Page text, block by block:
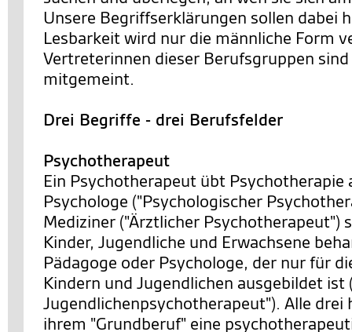
Unsere Begriffserklärungen sollen dabei
Lesbarkeit wird nur die männliche Form
Vertreterinnen dieser Berufsgruppen
mitgemeint.
Drei Begriffe - drei Berufsfelder
Psychotherapeut
Ein Psychotherapeut übt Psychotherapie
Psychologe ("Psychologischer
Mediziner ("Ärztlicher Psychotherapeut")
Kinder, Jugendliche und Erwachsene
Pädagoge oder Psychologe, der nur für
Kindern und Jugendlichen ausgebildet ist
Jugendlichenpsychotherapeut"). Alle drei
ihrem "Grundberuf" eine